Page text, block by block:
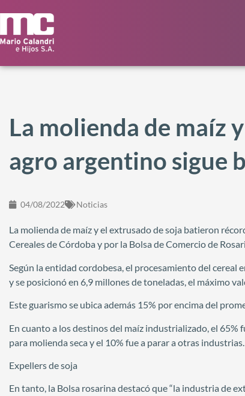
La molienda de maíz
agro argentino sigue
04/08/2022 Noticias
La molienda de maíz y el extrusado de soja batieron
Cereales de Córdoba y por la Bolsa de Comercio de
Según la entidad cordobesa, el procesamiento del
y se posicionó en 6,9 millones de toneladas, el máximo
Este guarismo se ubica además 15% por encima del
En cuanto a los destinos del maíz industrializado, el 65%
para molienda seca y el 10% fue a parar a otras industrias.
Expellers de soja
En tanto, la Bolsa rosarina destacó que “la industria de